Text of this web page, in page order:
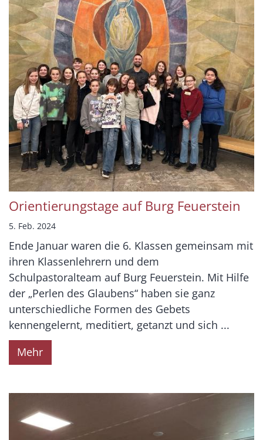
Orientierungstage auf Burg Feuerstein
5. Feb. 2024
Ende Januar waren die 6. Klassen gemeinsam mit
ihren Klassenlehrern und dem
Schulpastoralteam auf Burg Feuerstein. Mit Hilfe
der „Perlen des Glaubens“ haben sie ganz
unterschiedliche Formen des Gebets
kennengelernt, meditiert, getanzt und sich ...
Mehr